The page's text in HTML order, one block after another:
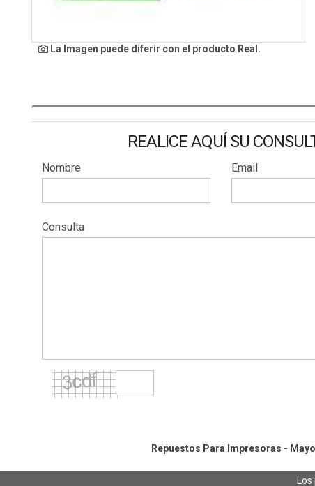
La Imagen puede diferir con el producto Real.
REALICE AQUÍ SU
Nombre Email
Consulta
Repuestos Para Impresoras -